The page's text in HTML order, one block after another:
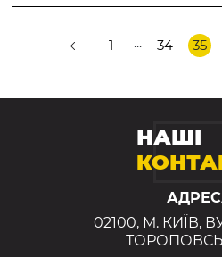
1 ... 34 35
НАШІ
02100, М. КИЇВ,